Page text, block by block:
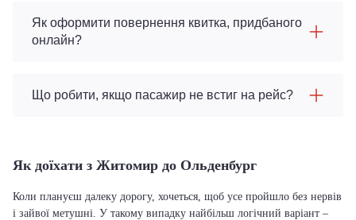
Як оформити повернення квитка, придбаного
онлайн?
Що робити, якщо пасажир не встиг на рейс?
Як доїхати з Житомир до Ольденбург
Коли плануєш далеку дорогу, хочеться, щоб усе пройшло без нервів
і зайвої метушні. У такому випадку найбільш логічний варіант –